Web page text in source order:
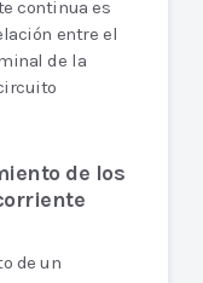
continua es
entre el
de la
de los
de un